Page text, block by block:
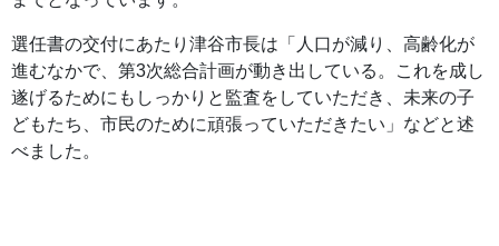
選任書の交付にあたり津谷市長は「人口が減り、高齢化が
進むなかで、第3次総合計画が動き出している。これを成し
遂げるためにもしっかりと監査をしていただき、未来の子
どもたち、市民のために頑張っていただきたい」などと述
べました。